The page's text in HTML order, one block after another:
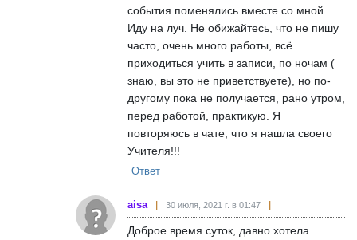
события поменялись вместе со мной.
Иду на луч. Не обижайтесь, что не пишу
часто, очень много работы, всё
приходиться учить в записи, по ночам (
знаю, вы это не приветствуете), но по-
другому пока не получается, рано утром,
перед работой, практикую. Я
повторяюсь в чате, что я нашла своего
Учителя!!!
Ответ
aisa 30 июля, 2021 г. в 01:47
Доброе время суток, давно хотела